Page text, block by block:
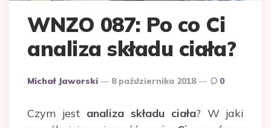
WNZO 087: Po co Ci
analiza składu ciała?
Dodane
Michał Jaworski 8 października 2018 0
Czym jest analiza składu ciała? W jaki